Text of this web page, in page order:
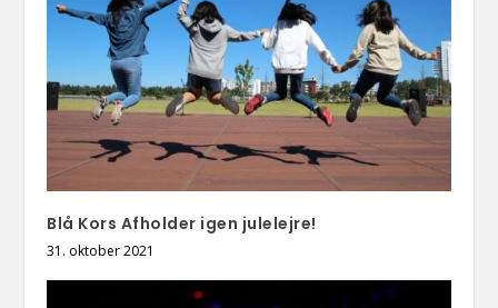
Blå Kors Afholder igen julelejre!
31. oktober 2021